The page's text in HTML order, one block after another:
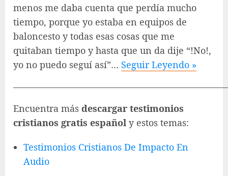
menos me daba cuenta que perdía mucho
tiempo, porque yo estaba en equipos de
baloncesto y todas esas cosas que me
quitaban tiempo y hasta que un da dije “!No!,
yo no puedo seguí así”… Seguir Leyendo »
Encuentra más descargar testimonios
cristianos gratis español y estos temas:
Testimonios Cristianos De Impacto En
Audio